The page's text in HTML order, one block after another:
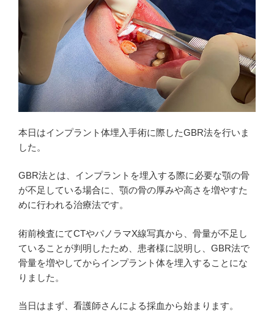
本日はインプラント体埋入手術に際したGBR法を行いま
した。
GBR法とは、インプラントを埋入する際に必要な顎の骨
が不足している場合に、顎の骨の厚みや高さを増やすた
めに行われる治療法です。
術前検査にてCTやパノラマX線写真から、骨量が不足し
ていることが判明したため、患者様に説明し、GBR法で
骨量を増やしてからインプラント体を埋入することにな
りました。
当日はまず、看護師さんによる採血から始まります。